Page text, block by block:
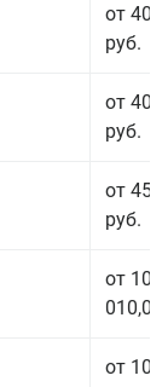
от 40
руб.
от 40
руб.
от 45
руб.
от 103
010,00
от 103